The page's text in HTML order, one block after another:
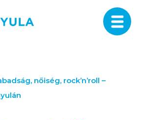
nőiség, rock’n’roll –